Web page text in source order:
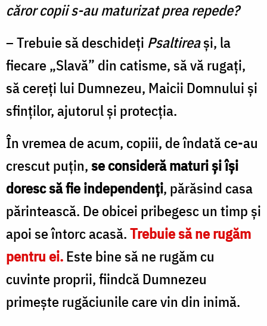
căror copii s-au maturizat prea repede?
– Trebuie să deschideţi Psaltireaşi, la
fiecare „Slavă” din catisme, să vă rugaţi,
să cereţi lui Dumnezeu, Maicii Domnului şi
sfinţilor, ajutorul şi protecţia.
În vremea de acum, copiii, de îndată ce-au
crescut puţin,se consideră maturi şi îşi
doresc să fie independenţi, părăsind casa
părintească. De obicei pribegesc un timp şi
apoi se întorc acasă.Trebuie să ne rugăm
pentru ei.Este bine să ne rugăm cu
cuvinte proprii, fiindcă Dumnezeu
primeşte rugăciunile care vin din inimă.